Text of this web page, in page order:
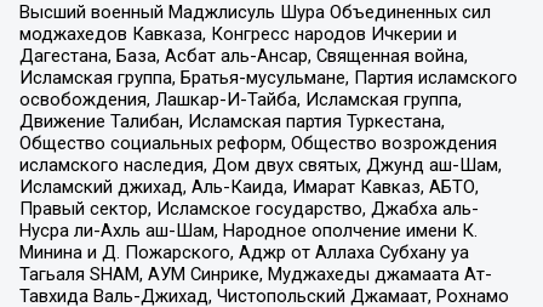
Высший военный Маджлисуль Шура Объединенных сил
моджахедов Кавказа, Конгресс народов Ичкерии и
Дагестана, База, Асбат аль-Ансар, Священная война,
Исламская группа, Братья-мусульмане, Партия исламского
освобождения, Лашкар-И-Тайба, Исламская группа,
Движение Талибан, Исламская партия Туркестана,
Общество социальных реформ, Общество возрождения
исламского наследия, Дом двух святых, Джунд аш-Шам,
Исламский джихад, Аль-Каида, Имарат Кавказ, АБТО,
Правый сектор, Исламское государство, Джабха аль-
Нусра ли-Ахль аш-Шам, Народное ополчение имени К.
Минина и Д. Пожарского, Аджр от Аллаха Субхану уа
Тагьаля SHAM, АУМ Синрике, Муджахеды джамаата Ат-
Тавхида Валь-Джихад, Чистопольский Джамаат, Рохнамо